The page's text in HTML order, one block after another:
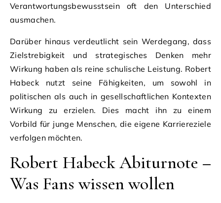
Verantwortungsbewusstsein oft den Unterschied
ausmachen.
Darüber hinaus verdeutlicht sein Werdegang, dass
Zielstrebigkeit und strategisches Denken mehr
Wirkung haben als reine schulische Leistung. Robert
Habeck nutzt seine Fähigkeiten, um sowohl in
politischen als auch in gesellschaftlichen Kontexten
Wirkung zu erzielen. Dies macht ihn zu einem
Vorbild für junge Menschen, die eigene Karriereziele
verfolgen möchten.
Robert Habeck Abiturnote –
Was Fans wissen wollen